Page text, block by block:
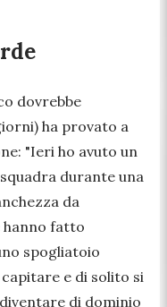
dovrebbe
ha provato a
"Ieri ho avuto un
durante una
da
fatto
spogliatoio
e di solito si
di dominio